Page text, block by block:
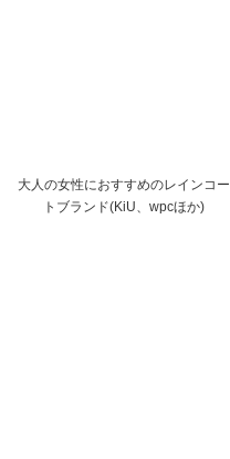
大人の女性におすすめのレインコー
トブランド(KiU、wpcほか)